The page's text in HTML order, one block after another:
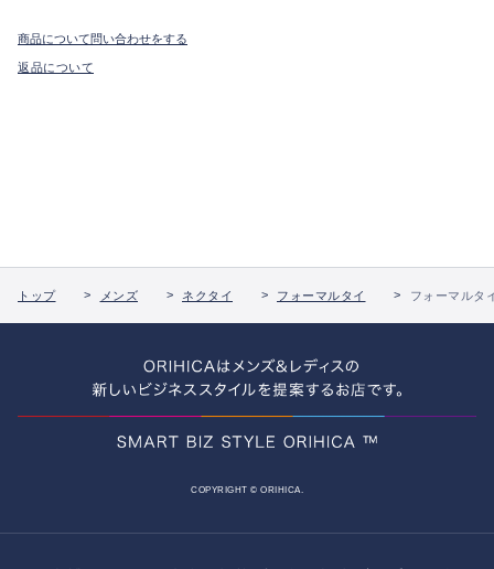
商品について問い合わせをする
返品について
トップ メンズ ネクタイ フォーマルタイ フォーマルタ
COPYRIGHT © ORIHICA.